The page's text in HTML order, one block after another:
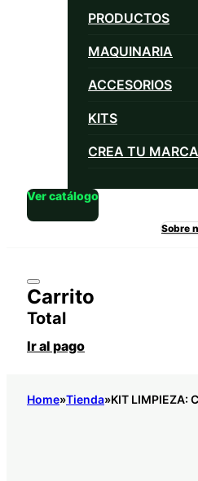
PRODUCTOS
MAQUINARIA
ACCESORIOS
KITS
CREA TU MARCA
Ver catálogo
Sobre
Carrito
Total
Ir al pago
Home Tienda KIT LIMPIEZA: